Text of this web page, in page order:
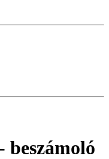
- beszámoló